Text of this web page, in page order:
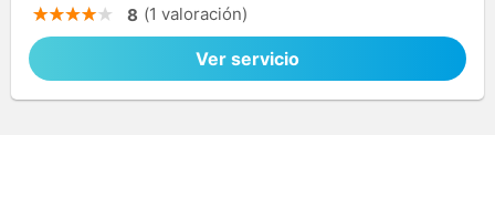
8 (1 valoración)
Ver servicio